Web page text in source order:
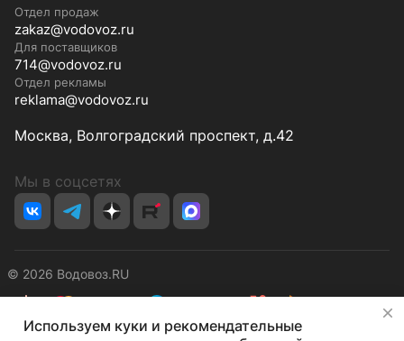
Отдел продаж
zakaz@vodovoz.ru
Для поставщиков
714@vodovoz.ru
Отдел рекламы
reklama@vodovoz.ru
Москва, Волгоградский проспект, д.42
Мы в соцсетях
© 2026 Водовоз.RU
КонфиденциальностьОферта
Используем куки и рекомендательные